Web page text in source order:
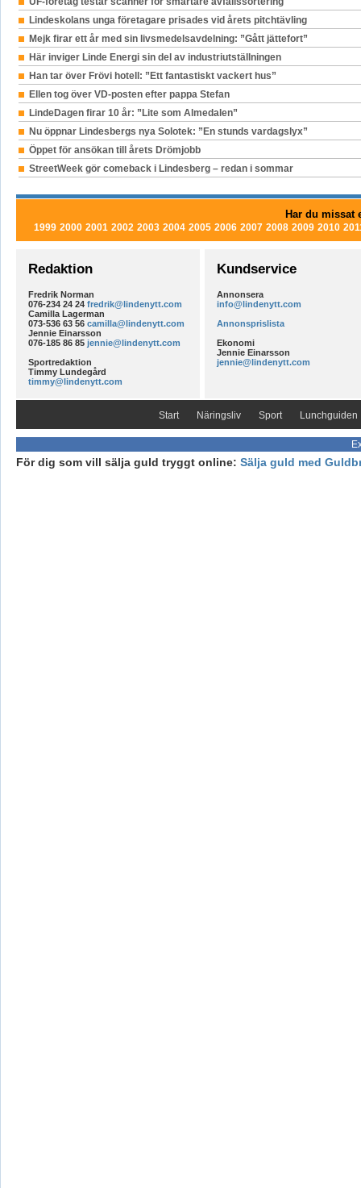
Lindeskolans unga företagare prisades vid årets pitchtävling
Mejk firar ett år med sin livsmedelsavdelning: ”Gått jättefort”
Här inviger Linde Energi sin del av industriutställningen
Han tar över Frövi hotell: ”Ett fantastiskt vackert hus”
Ellen tog över VD-posten efter pappa Stefan
LindeDagen firar 10 år: ”Lite som Almedalen”
Nu öppnar Lindesbergs nya Solotek: ”En stunds vardagslyx”
Öppet för ansökan till årets Drömjobb
StreetWeek gör comeback i Lindesberg – redan i sommar
Har du missat
1999 2000 2001 2002 2003 2004 2005 2006 2007 2008 2009 2010
Redaktion
Fredrik Norman
076-234 24 24 fredrik@lindenytt.com
Camilla Lagerman
073-536 63 56 camilla@lindenytt.com
Jennie Einarsson
076-185 86 85 jennie@lindenytt.com
Sportredaktion
Timmy Lundegård
timmy@lindenytt.com
Kundservice
Annonsera
info@lindenytt.com
Annonsprislista
Ekonomi
Jennie Einarsson
jennie@lindenytt.com
Start Näringsliv Sport Lunchguiden
För dig som vill sälja guld tryggt online: Sälja guld med